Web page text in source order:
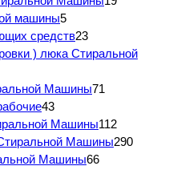
машины5
средств23
) люка Стиральной
Машины71
43
Машины112
Машины290
Машины66